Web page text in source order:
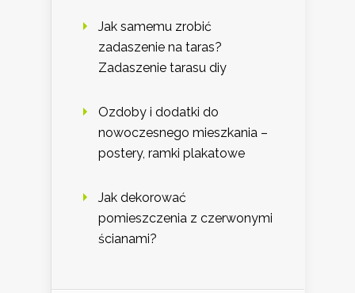
Jak samemu zrobić
zadaszenie na taras?
Zadaszenie tarasu diy
Ozdoby i dodatki do
nowoczesnego mieszkania –
postery, ramki plakatowe
Jak dekorować
pomieszczenia z czerwonymi
ścianami?